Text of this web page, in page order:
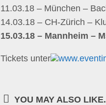
11.03.18 – München –
14.03.18 – CH-Zürich –
15.03.18 – Mannheim –
Tickets unter
YOU MAY ALSO